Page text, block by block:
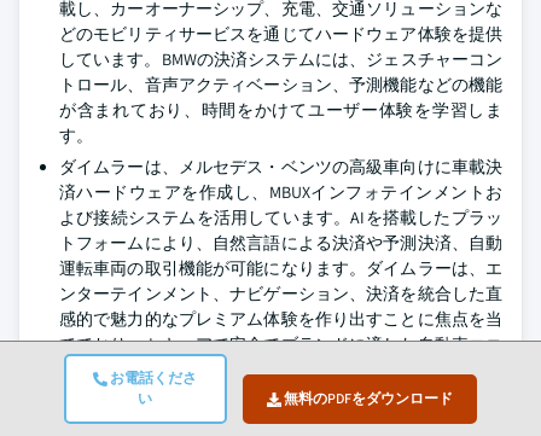
お電話くださ
い
無料のPDFをダウンロード
載し、カーオーナーシップ、充電、交通ソリューションな
どのモビリティサービスを通じてハードウェア体験を提供
しています。BMWの決済システムには、ジェスチャーコン
トロール、音声アクティベーション、予測機能などの機能
が含まれており、時間をかけてユーザー体験を学習しま
す。
ダイムラーは、メルセデス・ベンツの高級車向けに車載決
済ハードウェアを作成し、MBUXインフォテインメントお
よび接続システムを活用しています。AIを搭載したプラッ
トフォームにより、自然言語による決済や予測決済、自動
運転車両の取引機能が可能になります。ダイムラーは、エ
ンターテインメント、ナビゲーション、決済を統合した直
感的で魅力的なプレミアム体験を作り出すことに焦点を当
てており、セキュアで安全でブランドに適した自動車エコ
システムを提供しています。
ハーマンは、自動車インフォテインメントと決済ハードウ
ェアの経験を組み合わせ、エンターテインメント、ナビゲ